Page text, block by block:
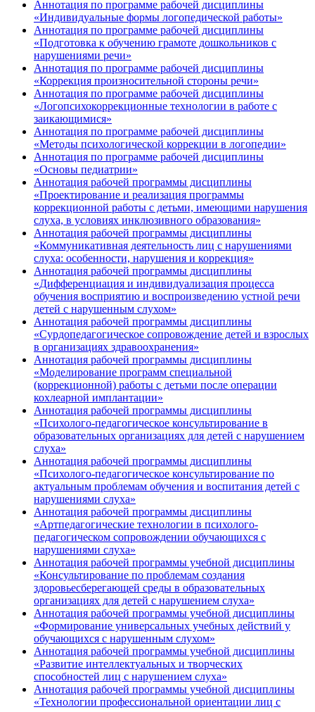
Аннотация по программе рабочей дисциплины
«Индивидуальные формы логопедической работы»
Аннотация по программе рабочей дисциплины
«Подготовка к обучению грамоте дошкольников с
нарушениями речи»
Аннотация по программе рабочей дисциплины
«Коррекция произносительной стороны речи»
Аннотация по программе рабочей дисциплины
«Логопсихокоррекционные технологии в работе с
заикающимися»
Аннотация по программе рабочей дисциплины
«Методы психологической коррекции в логопедии»
Аннотация по программе рабочей дисциплины
«Основы педиатрии»
Аннотация рабочей программы дисциплины
«Проектирование и реализация программы
коррекционной работы с детьми, имеющими нарушения
слуха, в условиях инклюзивного образования»
Аннотация рабочей программы дисциплины
«Коммуникативная деятельность лиц с нарушениями
слуха: особенности, нарушения и коррекция»
Аннотация рабочей программы дисциплины
«Дифференциация и индивидуализация процесса
обучения восприятию и воспроизведению устной речи
детей с нарушенным слухом»
Аннотация рабочей программы дисциплины
«Сурдопедагогическое сопровождение детей и взрослых
в организациях здравоохранения»
Аннотация рабочей программы дисциплины
«Моделирование программ специальной
(коррекционной) работы с детьми после операции
кохлеарной имплантации»
Аннотация рабочей программы дисциплины
«Психолого-педагогическое консультирование в
образовательных организациях для детей с нарушением
слуха»
Аннотация рабочей программы дисциплины
«Психолого-педагогическое консультирование по
актуальным проблемам обучения и воспитания детей с
нарушениями слуха»
Аннотация рабочей программы дисциплины
«Артпедагогические технологии в психолого-
педагогическом сопровождении обучающихся с
нарушениями слуха»
Аннотация рабочей программы учебной дисциплины
«Консультирование по проблемам создания
здоровьесберегающей среды в образовательных
организациях для детей с нарушением слуха»
Аннотация рабочей программы учебной дисциплины
«Формирование универсальных учебных действий у
обучающихся с нарушенным слухом»
Аннотация рабочей программы учебной дисциплины
«Развитие интеллектуальных и творческих
способностей лиц с нарушением слуха»
Аннотация рабочей программы учебной дисциплины
«Технологии профессиональной ориентации лиц с